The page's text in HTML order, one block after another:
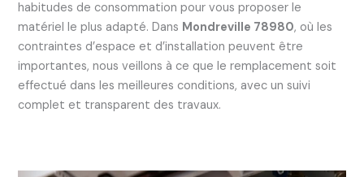
habitudes de consommation pour vous proposer le
matériel le plus adapté. Dans Mondreville 78980, où les
contraintes d’espace et d’installation peuvent être
importantes, nous veillons à ce que le remplacement soit
effectué dans les meilleures conditions, avec un suivi
complet et transparent des travaux.